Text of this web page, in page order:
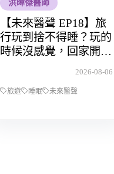
洪暐傑醫師
【未來醫聲 EP18】旅
行玩到捨不得睡？玩的
時候沒感覺，回家開始
2026-08-06
旅遊 睡眠 未來醫聲